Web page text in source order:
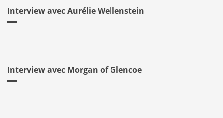
Interview avec Aurélie Wellenstein
Interview avec Morgan of Glencoe